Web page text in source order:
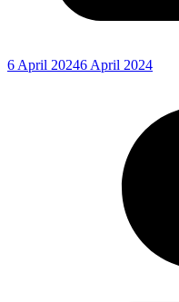
6 April 20246 April 2024